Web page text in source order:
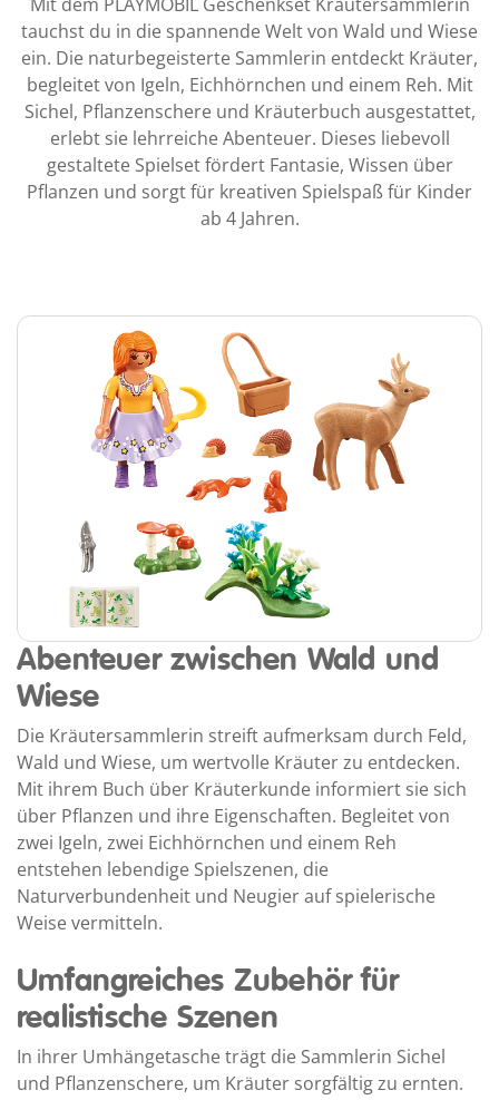
tauchst du in die spannende Welt von Wald und Wiese
ein. Die naturbegeisterte Sammlerin entdeckt Kräuter,
begleitet von Igeln, Eichhörnchen und einem Reh. Mit
Sichel, Pflanzenschere und Kräuterbuch ausgestattet,
erlebt sie lehrreiche Abenteuer. Dieses liebevoll
gestaltete Spielset fördert Fantasie, Wissen über
Pflanzen und sorgt für kreativen Spielspaß für Kinder
ab 4 Jahren.
Abenteuer zwischen Wald und
Wiese
Die Kräutersammlerin streift aufmerksam durch Feld,
Wald und Wiese, um wertvolle Kräuter zu entdecken.
Mit ihrem Buch über Kräuterkunde informiert sie sich
über Pflanzen und ihre Eigenschaften. Begleitet von
zwei Igeln, zwei Eichhörnchen und einem Reh
entstehen lebendige Spielszenen, die
Naturverbundenheit und Neugier auf spielerische
Weise vermitteln.
Umfangreiches Zubehör für
realistische Szenen
In ihrer Umhängetasche trägt die Sammlerin Sichel
und Pflanzenschere, um Kräuter sorgfältig zu ernten.